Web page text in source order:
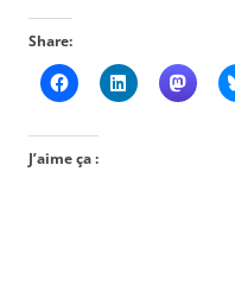
Share:
J’aime ça :